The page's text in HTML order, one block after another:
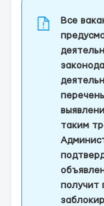
Все
таким
получит